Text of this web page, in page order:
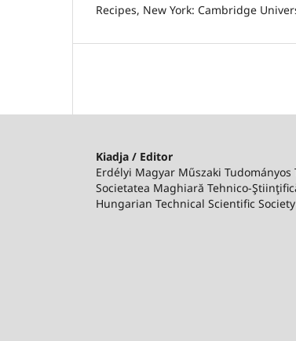
Recipes, New York: Cambridge
Kiadja / Editor
Erdélyi Magyar Műszaki Tudományos
Societatea Maghiară Tehnico-
Hungarian Technical Scientific